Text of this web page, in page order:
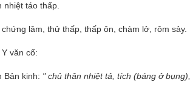
nhiệt táo thấp.
lâm, thử thấp, thấp ôn, chàm lở, rôm sảy.
văn cổ:
Bản kinh: " chủ thân nhiệt tả, tích (báng ở